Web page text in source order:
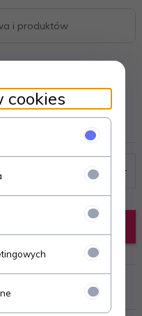
i produktów
dni
cookies